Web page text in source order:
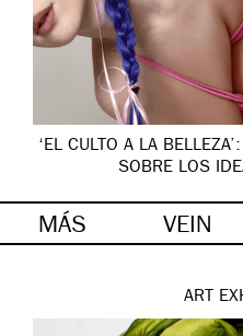
‘EL CULTO A LA
SOBRE LOS
MÁS VEIN
ART